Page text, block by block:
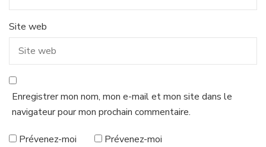
Site web
Enregistrer mon nom, mon e-mail et mon site dans le
navigateur pour mon prochain commentaire.
Prévenez-moi
Prévenez-moi